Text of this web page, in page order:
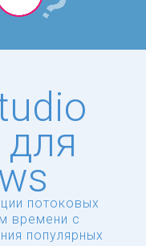
для
потоковых
времени с
популярных